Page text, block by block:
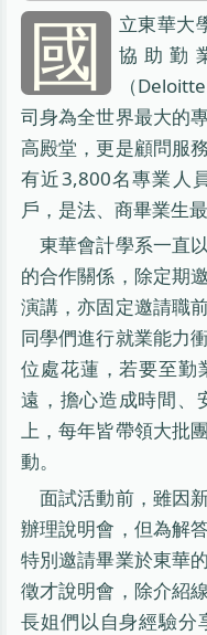
國
立東華大
協助勤
（
司身為全世界最大的
高殿堂，更是顧問服
有近3,800名專業人
戶，是法、商畢業生
東華會計學系一直
的合作關係，除定期
演講，亦固定邀請職
同學們進行就業能力
位處花蓮，若要至勤
遠，擔心造成時間、
上，每年皆帶領大批
動。
面試活動前，雖因
辦理說明會，但為解
特別邀請畢業於東華
徵才說明會，除介紹
長姐們以自身經驗分